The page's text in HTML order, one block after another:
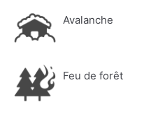
Avalanche
Feu de forêt